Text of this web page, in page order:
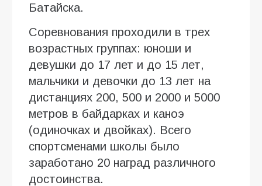
Батайска.
Соревнования проходили в трех
возрастных группах: юноши и
девушки до 17 лет и до 15 лет,
мальчики и девочки до 13 лет на
дистанциях 200, 500 и 2000 и 5000
метров в байдарках и каноэ
(одиночках и двойках). Всего
спортсменами школы было
заработано 20 наград различного
достоинства.